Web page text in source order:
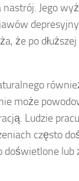
Jego
że po
może
Ludzie
często
doświetlone